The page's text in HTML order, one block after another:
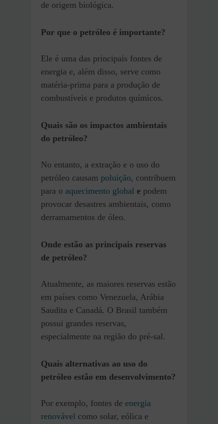
de origem biológica.
Por que o petróleo é importante?
Ele é uma das principais fontes de
energia e, além disso, serve como
matéria-prima para a produção de
combustíveis e produtos químicos.
Quais são os impactos ambientais
do petróleo?
No entanto, a extração e o uso do
petróleo causam poluição, contribuem
para o aquecimento global e podem
provocar desastres ambientais, como
derramamentos de óleo.
Onde estão as principais reservas
de petróleo?
Atualmente, as maiores reservas estão
em países como Venezuela, Arábia
Saudita e Canadá. O Brasil também
possui grandes reservas,
especialmente na região do pré-sal.
Quais alternativas ao uso do
petróleo estão em desenvolvimento?
Por exemplo, fontes de energia
renovável como solar, eólica e